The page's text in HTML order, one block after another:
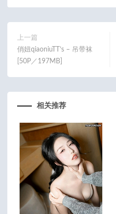
b
o
o
k
itt
er
ail
上一篇
俏妞qiaoniuTT’s – 吊带袜
[50P／197MB]
相关推荐